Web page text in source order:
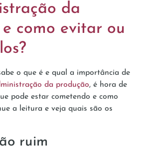
da
como evitar ou
o que é e qual a importância de
da produção, é hora de
pode estar cometendo e como
a leitura e veja quais são os
ruim